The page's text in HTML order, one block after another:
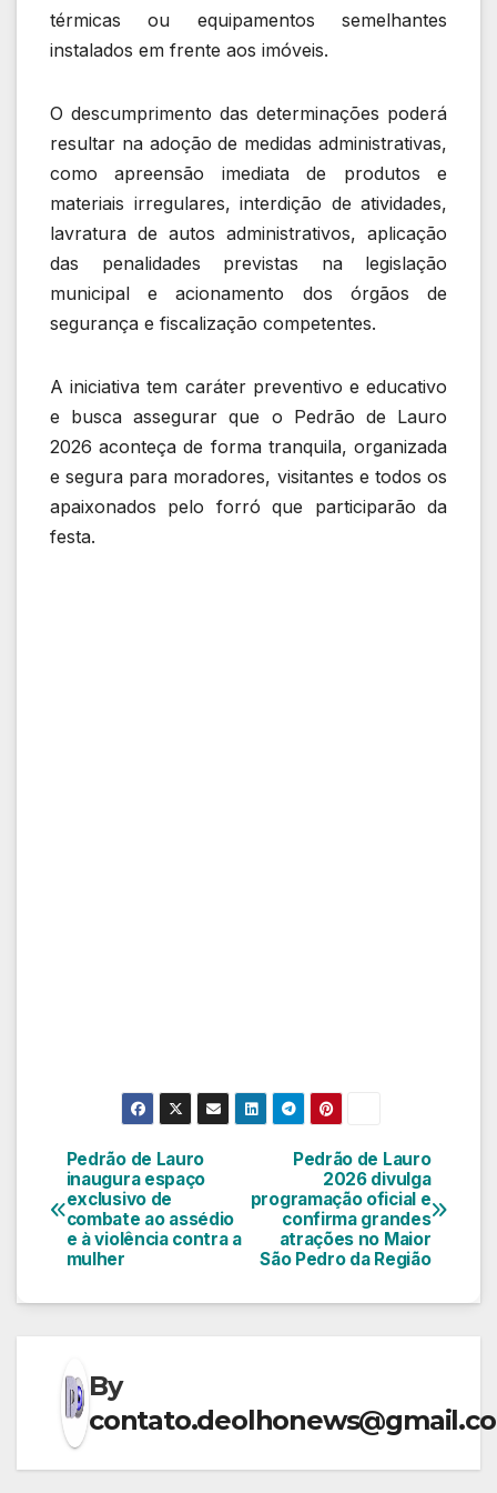
térmicas ou equipamentos semelhantes
instalados em frente aos imóveis.
O descumprimento das determinações poderá
resultar na adoção de medidas administrativas,
como apreensão imediata de produtos e
materiais irregulares, interdição de atividades,
lavratura de autos administrativos, aplicação
das penalidades previstas na legislação
municipal e acionamento dos órgãos de
segurança e fiscalização competentes.
A iniciativa tem caráter preventivo e educativo
e busca assegurar que o Pedrão de Lauro
2026 aconteça de forma tranquila, organizada
e segura para moradores, visitantes e todos os
apaixonados pelo forró que participarão da
festa.
Navegação
de
Post
Pedrão de Lauro
2026 divulga
programação oficial e
confirma grandes
atrações no Maior
São Pedro da Região
Pedrão de Lauro
inaugura espaço
exclusivo de
combate ao assédio
e à violência contra a
mulher
By